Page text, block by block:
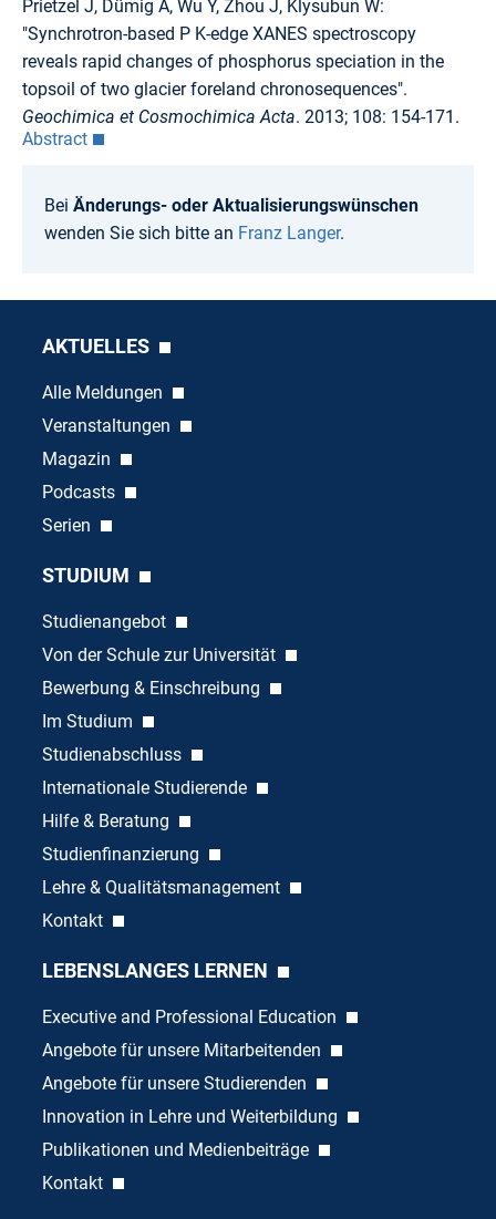
Prietzel J, Dümig A, Wu Y, Zhou J, Klysubun W:
"Synchrotron-based P K-edge XANES spectroscopy
reveals rapid changes of phosphorus speciation in the
topsoil of two glacier foreland chronosequences".
Geochimica et Cosmochimica Acta. 2013; 108: 154-171.
Abstract
Bei Änderungs- oder Aktualisierungswünschen
wenden Sie sich bitte an Franz Langer.
AKTUELLES
Alle Meldungen
Veranstaltungen
Magazin
Podcasts
Serien
STUDIUM
Studienangebot
Von der Schule zur Universität
Bewerbung & Einschreibung
Im Studium
Studienabschluss
Internationale Studierende
Hilfe & Beratung
Studienfinanzierung
Lehre & Qualitätsmanagement
Kontakt
LEBENSLANGES LERNEN
Executive and Professional Education
Angebote für unsere Mitarbeitenden
Angebote für unsere Studierenden
Innovation in Lehre und Weiterbildung
Publikationen und Medienbeiträge
Kontakt